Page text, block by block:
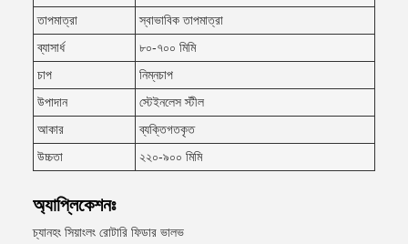
তাপমাত্রা
স্বাভাবিক তাপমাত্রা
ব্যাসার্ধ
৮০-৭০০ মিমি
চাপ
নিম্নচাপ
উপাদান
স্টেইনলেস স্টীল
আকার
ব্যক্তিগতকৃত
উচ্চতা
২২০-৯০০ মিমি
অ্যাপ্লিকেশনঃ
চ্যানহং সিয়াংলং রোটারি ফিডার ভালভ